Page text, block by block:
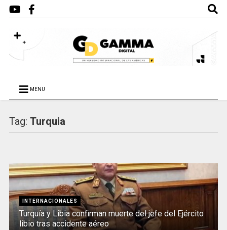
MENU
Tag: Turquia
INTERNACIONALES
Turquía y Libia confirman muerte del jefe del Ejército
libio tras accidente aéreo